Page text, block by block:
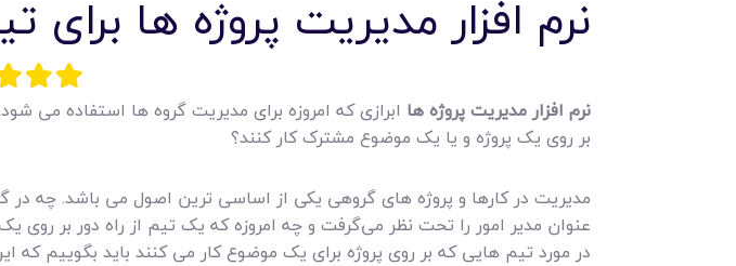
لیست
نرم افزار مدیریت پروژه ها
نرم افزار مدیریت پروژه ها ابرازی که امروزه برای مدیریت گروه ها استفاده می
بر روی یک پروژه و یا یک موضوع مشترک کار کنند؟
مدیریت در کارها و پروژه های گروهی یکی از اساسی ترین اصول می باشد. چه
عنوان مدیر امور را تحت نظر می‌گرفت و چه امروزه که یک تیم از راه دور بر روی
در مورد تیم هایی که بر روی پروژه برای یک موضوع کار می کنند باید بگوییم